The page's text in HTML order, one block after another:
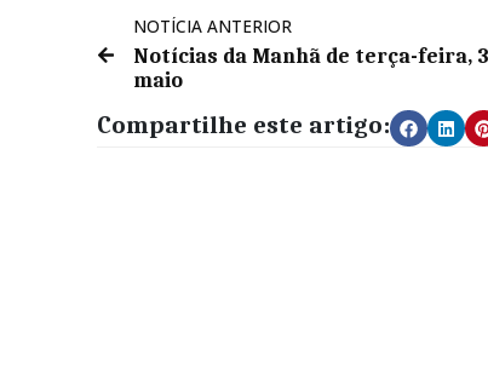
NOTÍCIA ANTERIOR
Notícias da Manhã de terça-feira,
maio
Compartilhe este artigo: